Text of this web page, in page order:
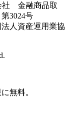
社 金融商品取
3024号
人資産運用業協
無料。